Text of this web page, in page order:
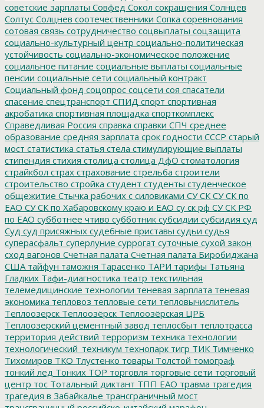
советские зарплаты Совфед Сокол сокращения Солнцев
Солтус Солцнев соотечественники Сопка соревнования
сотовая связь сотрудничество соцвыплаты соцзащита
социально-культурный центр социально-политическая
устойчивость социально-экономическое положение
социальное питание социальные выплаты социальные
пенсии социальные сети социальный контракт
Социальный фонд соцопрос соцсети соя спасатели
спасение спецтранспорт СПИД спорт спортивная
акробатика спортивная площадка спорткомплекс
Справедливая Россия справка справки СПЧ среднее
образование средняя зарплата срок годности СССР старый
мост статистика статья стела стимулирующие выплаты
стипендия стихия столица столица ДфО стоматология
страйкбол страх страхование стрельба строители
строительство стройка студент студенты студенческое
общежитие Стычка рабочих с силовиками СУ СК СУ СК по
ЕАО СУ СК по Хабаровскому краю и ЕАО су ск рф СУ СК РФ
по ЕАО субботнее чтиво субботник субсидии субсидия суд
Суд суд присяжных судебные приставы судьи судья
суперасфальт суперлуние суррогат суточные сухой закон
сход вагонов Счетная палата Счетная палата Биробиджана
США тайфун таможня Тарасенко ТАРИ тарифы Татьяна
Гладких Тафи-диагностика театр текстильная
телемедицинские технологии теневая зарплата теневая
экономика тепловоз тепловые сети тепловычислитель
Теплоозерск Теплоозёрск Теплоозёрская ЦРБ
Теплоозерский цементный завод теплосбыт теплотрасса
территория действий терроризм техника технологии
технологический_техникум технопарк тигр ТИК Тимченко
Тихомиров ТКО Тлустенко товары Толстой томограф
тонкий лед Тонких ТОР торговля торговые сети торговый
центр тос Тотальный диктант ТПП ЕАО травма трагедия
трагедия в Забайкалье трансграничный мост